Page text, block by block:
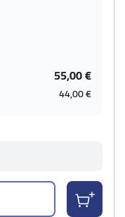
55,00 €
44,00 €